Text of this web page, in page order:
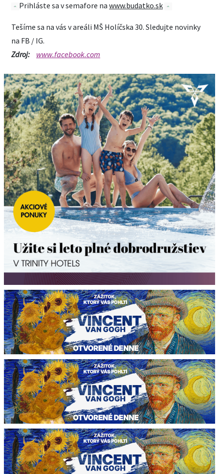
Prihláste sa v semafore na www.budatko.sk
Tešíme sa na vás v areáli MŠ Holíčska 30. Sledujte novinky
na FB / IG.
Zdroj:
www.facebook.com